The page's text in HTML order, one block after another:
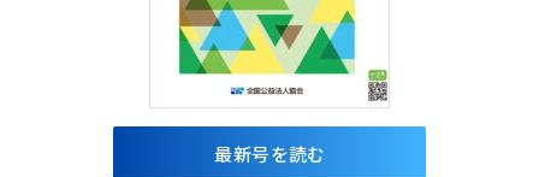
最新号を読む